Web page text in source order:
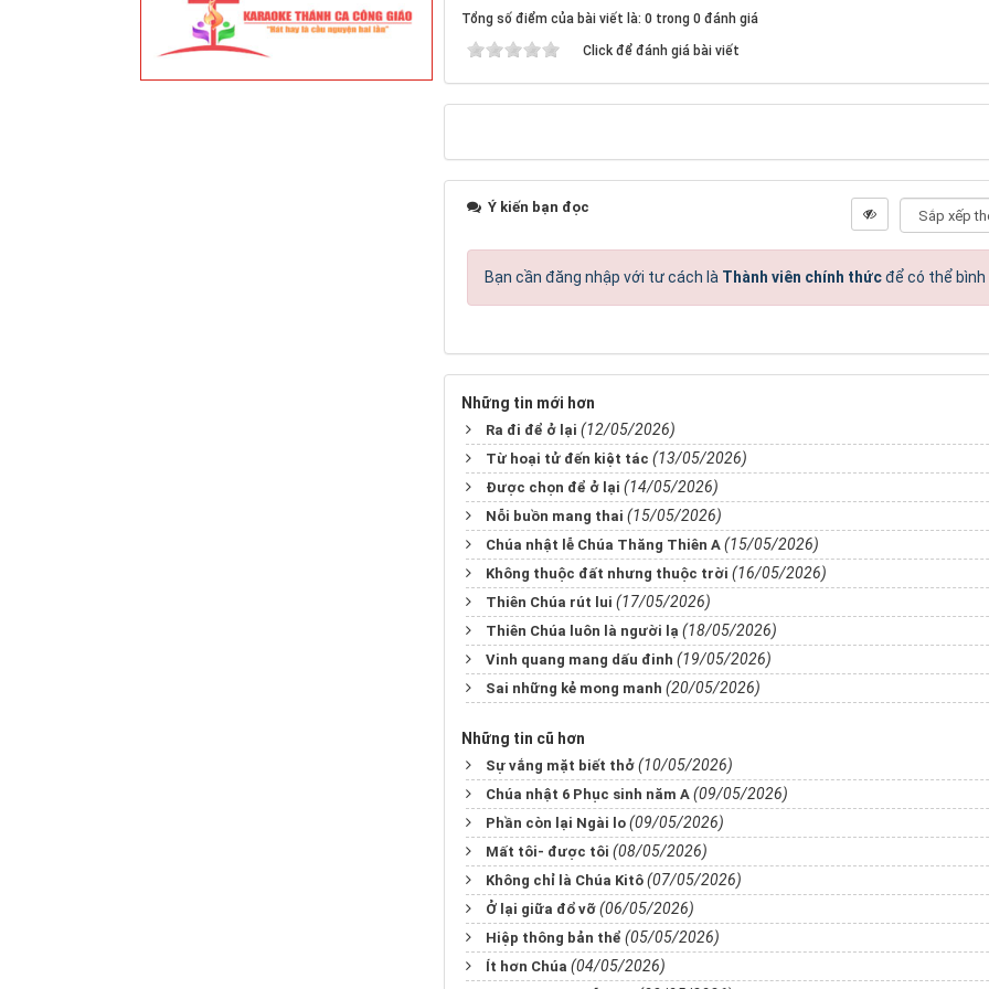
Tổng số điểm của bài viết là: 0 trong 0 đánh giá
Click để đánh giá bài viết
Ý kiến bạn đọc
Bạn cần đăng nhập với tư cách là Thành viên chính thứcđể có thể bình
Những tin mới hơn
Ra đi để ở lại (12/05/2026)
Từ hoại tử đến kiệt tác (13/05/2026)
Được chọn để ở lại (14/05/2026)
Nỗi buồn mang thai (15/05/2026)
Chúa nhật lễ Chúa Thăng Thiên A (15/05/2026)
Không thuộc đất nhưng thuộc trời (16/05/2026)
Thiên Chúa rút lui (17/05/2026)
Thiên Chúa luôn là người lạ (18/05/2026)
Vinh quang mang dấu đinh (19/05/2026)
Sai những kẻ mong manh (20/05/2026)
Những tin cũ hơn
Sự vắng mặt biết thở (10/05/2026)
Chúa nhật 6 Phục sinh năm A (09/05/2026)
Phần còn lại Ngài lo (09/05/2026)
Mất tôi- được tôi (08/05/2026)
Không chỉ là Chúa Kitô (07/05/2026)
Ở lại giữa đổ vỡ (06/05/2026)
Hiệp thông bản thể (05/05/2026)
Ít hơn Chúa (04/05/2026)